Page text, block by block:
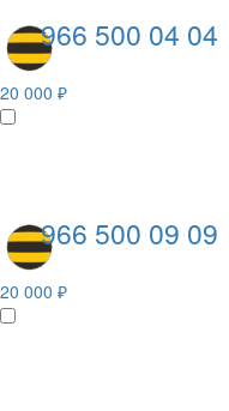
966 500 04 04
20 000 ₽
966 500 09 09
20 000 ₽